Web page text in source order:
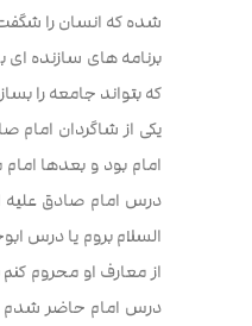
شده که انسان را
برنامه های سازنده
که بتواند جامعه را
یکی از شاگردان
امام بود و بعدها
درس امام صادق علیه
السلام بروم یا درس
از معارف او محروم
درس امام حاضر شدم